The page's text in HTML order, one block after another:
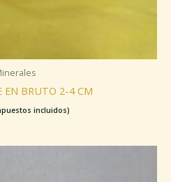
EN BRUTO 2-4 CM
incluidos)